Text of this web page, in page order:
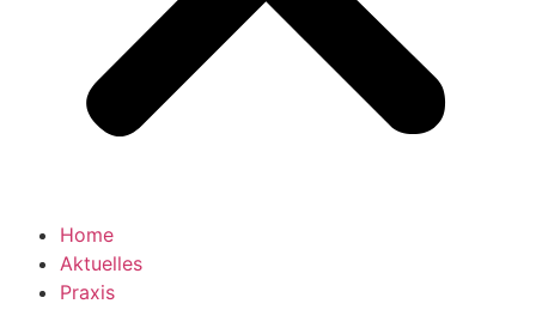
Home
Aktuelles
Praxis